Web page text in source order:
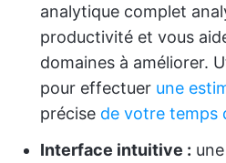
analytique complet
productivité et vous
domaines à améliorer.
pour effectuer une
précise de votre temps
Interface intuitive :